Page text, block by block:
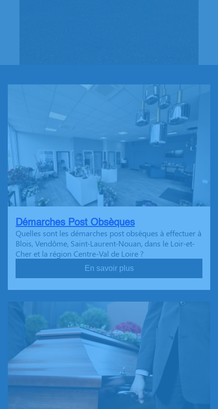
Démarches Post Obsèques
Quelles sont les démarches post obsèques à effectuer à
Blois, Vendôme, Saint-Laurent-Nouan, dans le Loir-et-
Cher et la région Centre-Val de Loire ?
En savoir plus